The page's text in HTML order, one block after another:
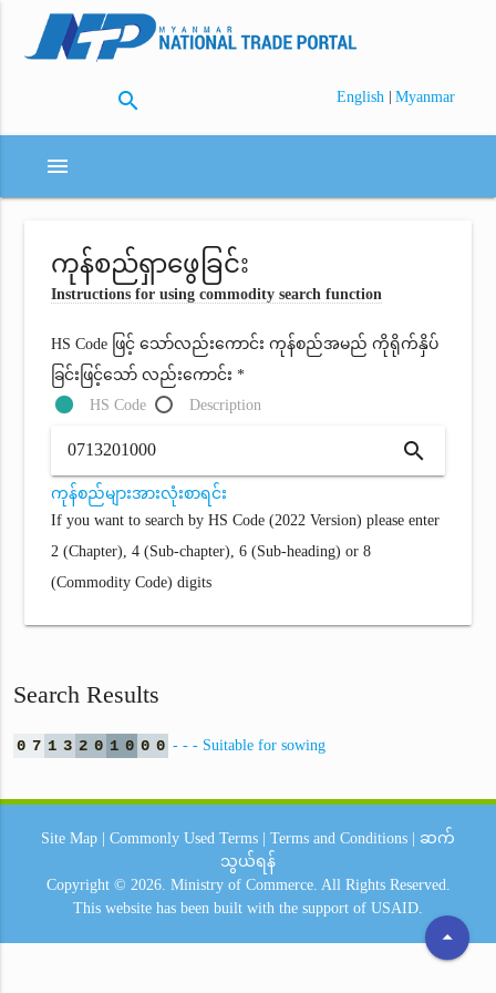
search English | Myanmar
menu
ကုန်စည်ရှာဖွေခြင်း
Instructions for using commodity search function
HS Code ဖြင့် သော်လည်းကောင်း ကုန်စည်အမည် ကိုရိုက်နှိပ်
ခြင်းဖြင့်သော် လည်းကောင်း *
HS Code
Description
search
ကုန်စည်များအားလုံးစာရင်း
If you want to search by HS Code (2022 Version) please enter
2 (Chapter), 4 (Sub-chapter), 6 (Sub-heading) or 8
(Commodity Code) digits
Search Results
0 7 1 3 2 0 1 0 0 0 - - - Suitable for sowing
arrow_drop_up
Site Map Commonly Used Terms Terms and Conditions
ဆက်
သွယ်ရန်
Copyright © 2026. Ministry of Commerce. All Rights Reserved.
This website has been built with the support of USAID.